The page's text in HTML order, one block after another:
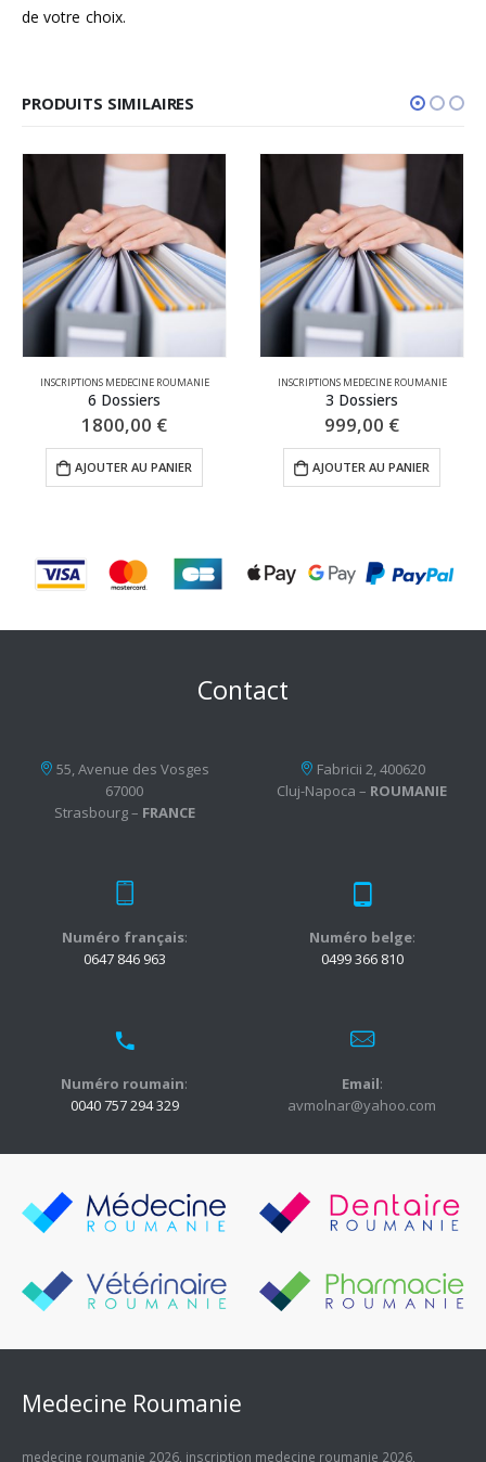
de votre choix.
PRODUITS SIMILAIRES
INSCRIPTIONS MEDECINE ROUMANIE
6 Dossiers
1800,00 €
AJOUTER AU PANIER
INSCRIPTIONS MEDECINE ROUMANIE
3 Dossiers
999,00 €
AJOUTER AU PANIER
Contact
55, Avenue des Vosges
67000
Strasbourg – FRANCE
Fabricii 2, 400620
Cluj-Napoca – ROUMANIE
Numéro français:
0647 846 963
Numéro belge:
0499 366 810
Numéro roumain:
0040 757 294 329
Email:
avmolnar@yahoo.com
Medecine Roumanie
medecine roumanie 2026, inscription medecine roumanie 2026,